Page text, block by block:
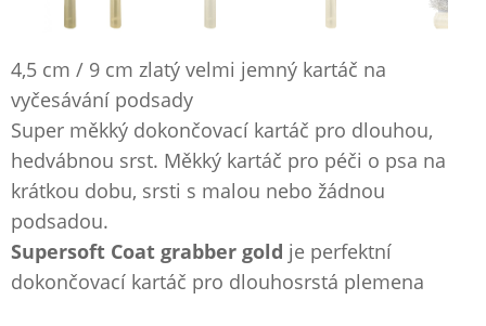
4,5 cm / 9 cm zlatý velmi jemný kartáč na
vyčesávání podsady
Super měkký dokončovací kartáč pro dlouhou,
hedvábnou srst. Měkký kartáč pro péči o psa na
krátkou dobu, srsti s malou nebo žádnou
podsadou.
Supersoft Coat grabber gold je perfektní
dokončovací kartáč pro dlouhosrstá plemena